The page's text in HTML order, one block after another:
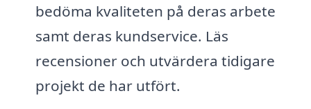
bedöma kvaliteten på deras arbete
samt deras kundservice. Läs
recensioner och utvärdera tidigare
projekt de har utfört.